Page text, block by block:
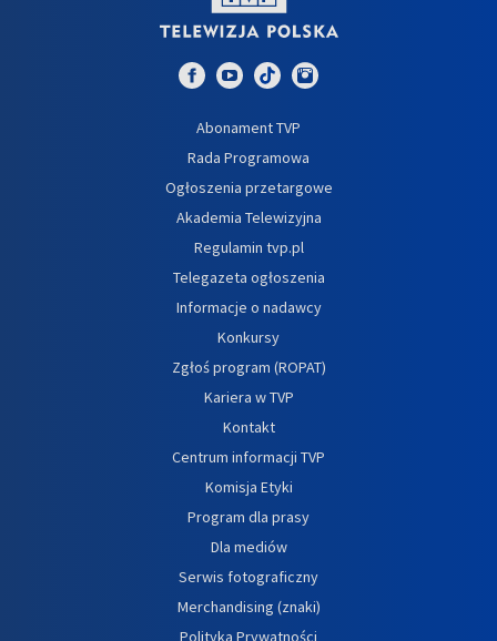
Abonament TVP
Rada Programowa
Ogłoszenia przetargowe
Akademia Telewizyjna
Regulamin tvp.pl
Telegazeta ogłoszenia
Informacje o nadawcy
Konkursy
Zgłoś program (ROPAT)
Kariera w TVP
Kontakt
Centrum informacji TVP
Komisja Etyki
Program dla prasy
Dla mediów
Serwis fotograficzny
Merchandising (znaki)
Polityka Prywatności